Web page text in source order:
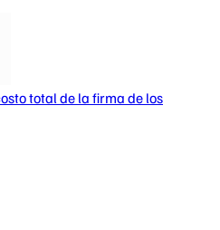
total de la firma de los